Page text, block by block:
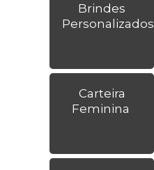
Brindes
Personalizados
Carteira
Feminina